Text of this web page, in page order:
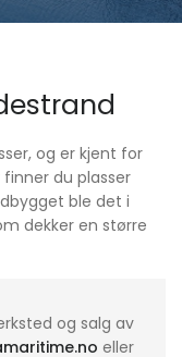
og er kjent for
du plasser
ble det i
dekker en større
og salg av
eller